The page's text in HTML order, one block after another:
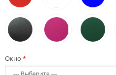
Окно